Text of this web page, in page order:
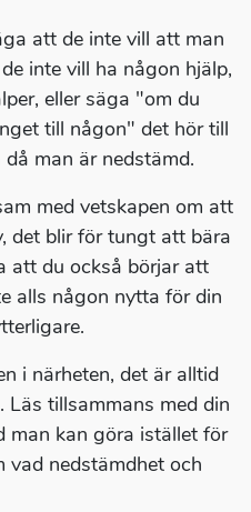
att de inte vill att man
inte vill ha någon hjälp,
eller säga "om du
till någon" det hör till
man är nedstämd.
med vetskapen om att
det blir för tungt att bära
att du också börjar att
alls någon nytta för din
i närheten, det är alltid
tillsammans med din
man kan göra istället för
vad nedstämdhet och